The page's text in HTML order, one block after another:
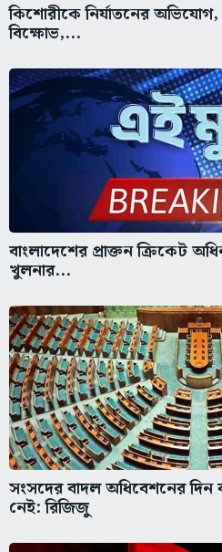
কিশোরীকে নির্যাতনের অভিযোগ,
বিক্ষোভ,...
বাংলাদেশের প্রাক্তন ক্রিকেট
খুলনার...
সংসদের বাদল অধিবেশনের দিন
নেই: রিজিজু